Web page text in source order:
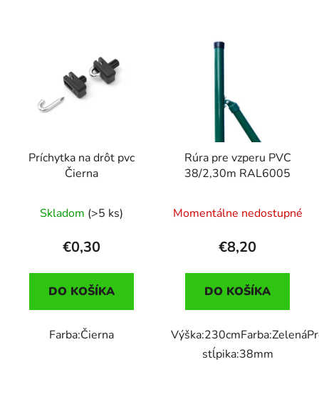
Príchytka na drôt pvc
Čierna
Skladom (>5 ks)
€0,30
DO KOŠÍKA
Farba:Čierna
Rúra pre vzperu PVC
38/2,30m RAL6005
Momentálne nedostupné
€8,20
DO KOŠÍKA
stĺpika:38mm